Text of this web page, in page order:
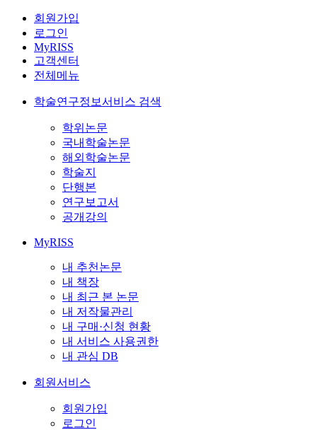
회원가입
로그인
MyRISS
고객센터
전체메뉴
학술연구정보서비스 검색
학위논문
국내학술논문
해외학술논문
학술지
단행본
연구보고서
공개강의
MyRISS
내 추천논문
내 책장
내 최근 본 논문
내 저작물관리
내 구매·신청 현황
내 서비스 사용권한
내 관심 DB
회원서비스
회원가입
로그인